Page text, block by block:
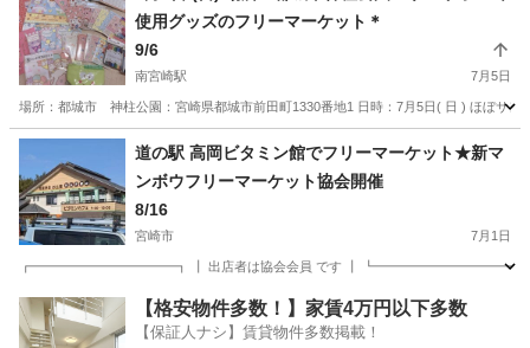
使用グッズのフリーマーケット＊
9/6
南宮崎駅 7月5日
場所：都城市 神柱公園：宮崎県都城市前田町1330番地1 日時：7月5日( 日 ) ほぼサ
宮崎 宮崎市 南宮崎駅 フリーマーケット サンリオ
道の駅 高岡ビタミン館でフリーマーケット★新マ
ンボウフリーマーケット協会開催
8/16
宮崎市 7月1日
┏━━━━━━━━━━━┓ ┃ 出店者は協会会員 です ┃ ┗━━━━━━━━━━━┛ 主催 新マン
宮崎 宮崎市 フリーマーケット コロナ
【格安物件多数！】家賃4万円以下多数
【保証人ナシ】賃貸物件多数掲載！